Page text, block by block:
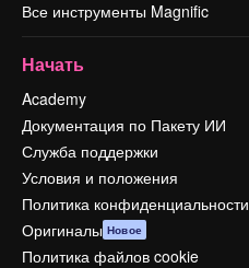
Все инструменты Magnific
Начать
Academy
Документация по Пакету ИИ
Служба поддержки
Условия и положения
Политика конфиденциальности
Оригиналы Новое
Политика файлов cookie